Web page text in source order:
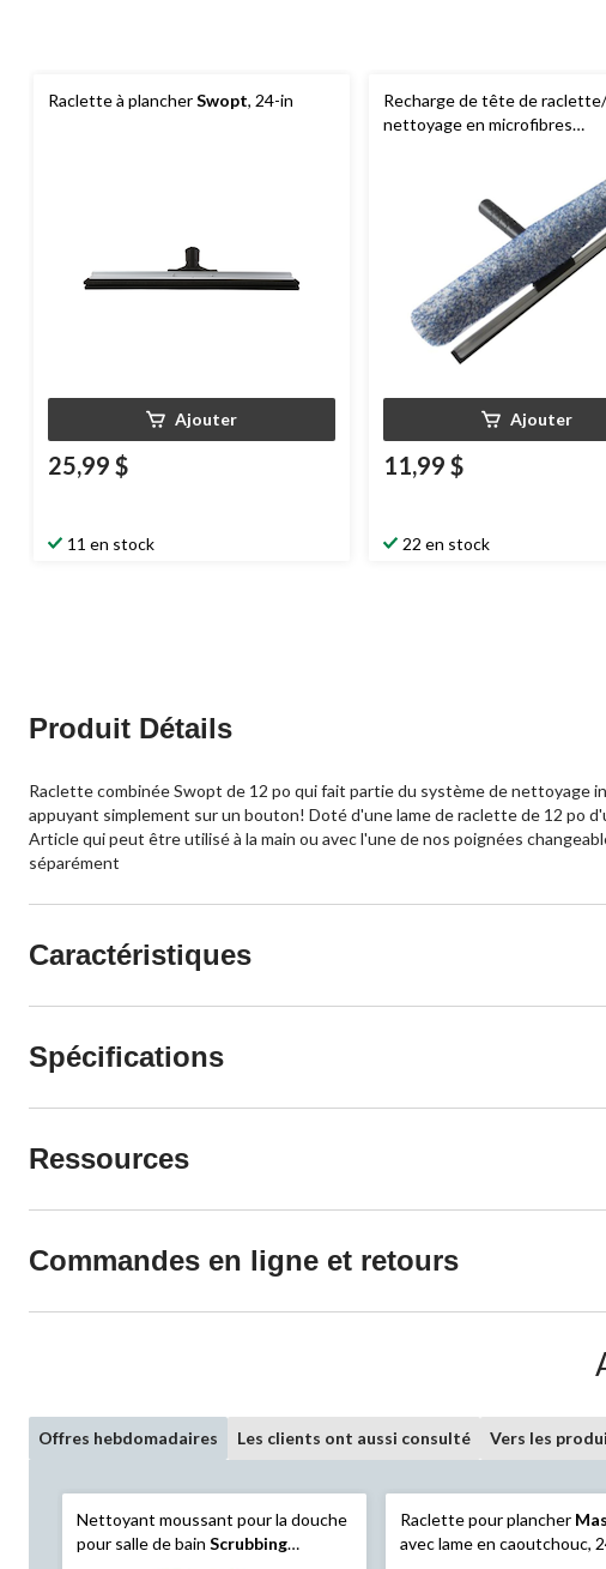
Raclette à plancherSwopt, 24-in
Ajouter
25,99 $
11 en stock
Recharge de tête de
nettoyage en microfibres
Ajouter
11,99 $
22 en stock
Produit Détails
Raclette combinée Swopt de 12 po qui fait partie du système de nettoyage
appuyant simplement sur un bouton! Doté d'une lame de raclette de 12 po
Article qui peut être utilisé à la main ou avec l'une de nos poignées
séparément
Caractéristiques
Spécifications
Ressources
Commandes en ligne et retours
Offres hebdomadaires Les clients ont aussi consulté Vers les
Nettoyant moussant pour la douche
pour salle de bain Scrubbing
Raclette pour plancher
avec lame en caoutchouc,